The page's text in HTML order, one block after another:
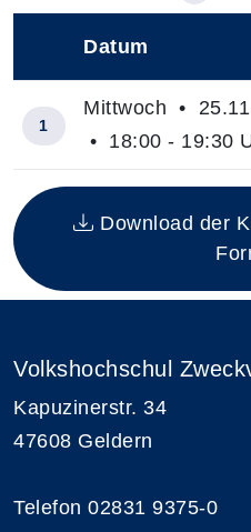
Insgesamt gibt es 1
Datum
1
Mittwoch •
• 18:00 - 19:30
Download der
Volkshochschul
Kapuzinerstr. 34
47608 Geldern
Telefon 02831 9375-0